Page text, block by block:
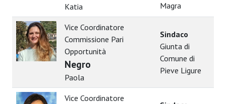
Katia
Magra
Vice Coordinatore
Commissione Pari
Opportunità
Negro
Paola
Sindaco
Giunta di
Comune di
Pieve Ligure
Vice Coordinatore